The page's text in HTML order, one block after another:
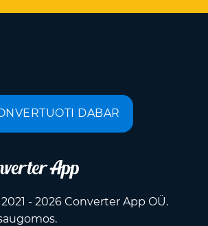
DABAR
- 2026 Converter App OÜ.